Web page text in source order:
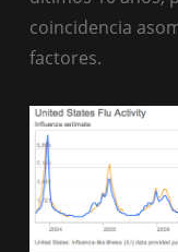
coincidencia
factores.